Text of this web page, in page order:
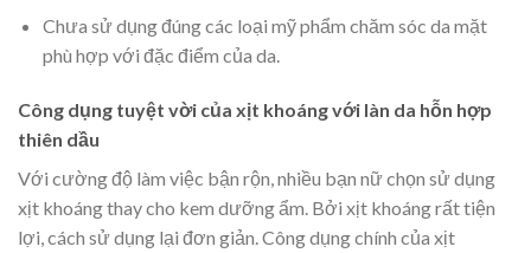
Chưa sử dụng đúng các loại mỹ phẩm chăm sóc da mặt
phù hợp với đặc điểm của da.
Công dụng tuyệt vời của xịt khoáng với làn da hỗn hợp
thiên dầu
Với cường độ làm việc bận rộn, nhiều bạn nữ chọn sử dụng
xịt khoáng thay cho kem dưỡng ẩm. Bởi xịt khoáng rất tiện
lợi, cách sử dụng lại đơn giản. Công dụng chính của xịt